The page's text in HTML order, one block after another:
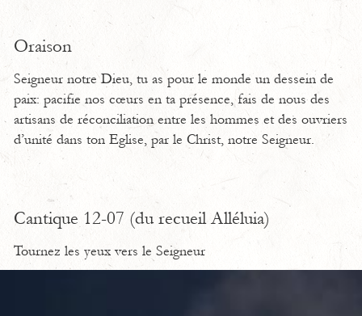
Oraison
Seigneur notre Dieu, tu as pour le monde un dessein de
paix: pacifie nos cœurs en ta présence, fais de nous des
artisans de réconciliation entre les hommes et des ouvriers
d’unité dans ton Eglise, par le Christ, notre Seigneur.
Cantique 12-07 (du recueil Alléluia)
Tournez les yeux vers le Seigneur